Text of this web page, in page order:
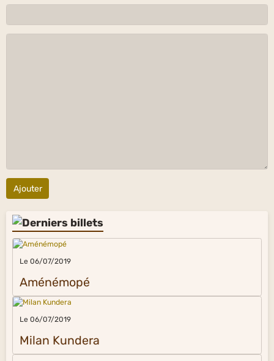
Ajouter
Le 06/07/2019
Aménémopé
Le 06/07/2019
Milan Kundera